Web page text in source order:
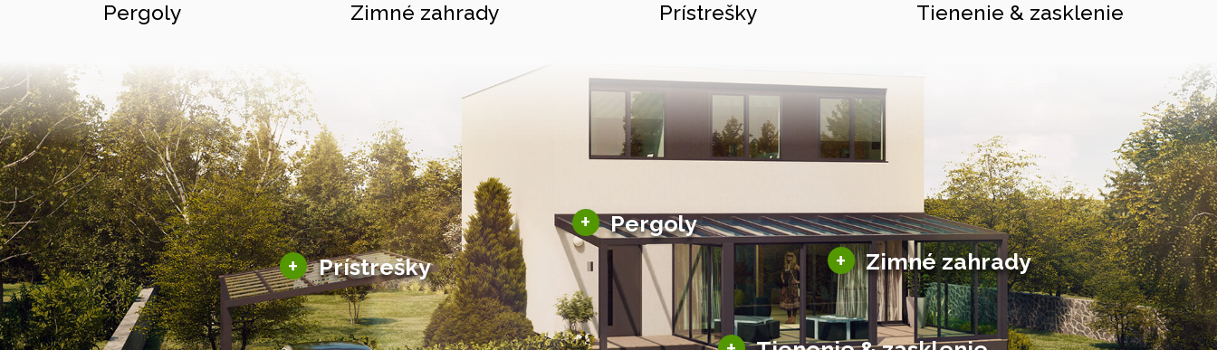
Pergoly Zimné zahrady Prístrešky Tienenie & zasklenie
+ Pergoly
Hliníkové pergoly
Bioklimatické pergoly
Altány a zastrešenie
Solárne pergoly
+ Zimné zahrady
Sezónne zimné záhrady
Hliníkové zimné záhrady
Posuvné zimné záhrady
Solárne zimné záhrady
+ Prístrešky
Hliníkové prístrešky
Solárne prístrešky pre auto